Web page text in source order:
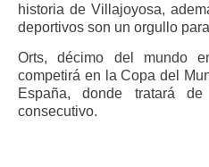
historia de Villajoyosa,
deportivos son un orgullo
Orts, décimo del mundo
competirá en la Copa del
España, donde tratará
consecutivo.